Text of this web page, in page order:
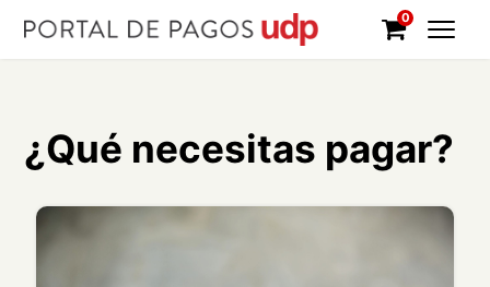
0
¿Qué necesitas pagar?